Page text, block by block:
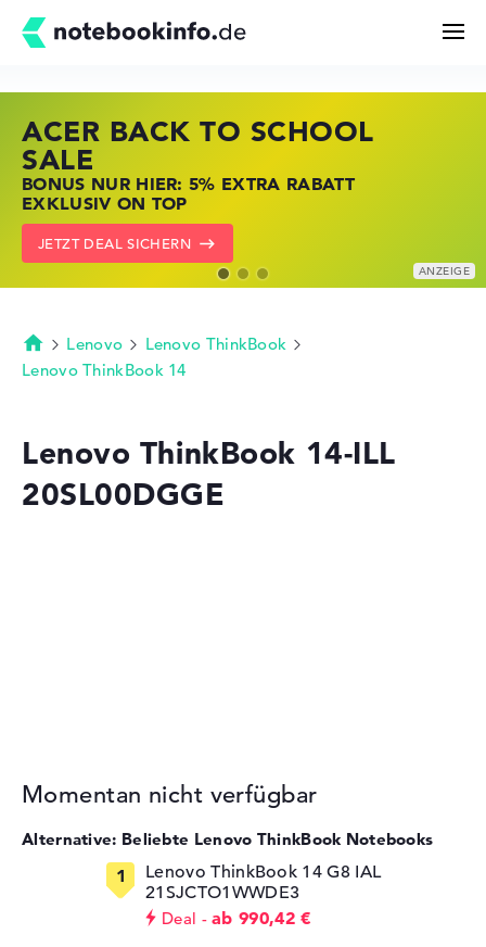
Kaufberatung
Technik & Wissen
Merkzettel
ACER BACK TO SCHOOL
SALE
BONUS NUR HIER: 5% EXTRA RABATT
EXKLUSIV ON TOP
JETZT DEAL SICHERN
HP STORE SSV DEALS
JETZT ZUGREIFEN: NOTEBOOKS BEI HP
KRÄFTIG REDUZIERT
ZU DEN HP ANGEBOTEN
LENOVO LAPTOP DEALS
NOTEBOOKS BEI LENOVO JETZT
KRÄFTIG REDUZIERT
LENOVO DEALS ZEIGEN
Startseite
Lenovo
Lenovo ThinkBook
Lenovo ThinkBook 14
Lenovo ThinkBook 14-ILL
20SL00DGGE
Momentan nicht verfügbar
Alternative: Beliebte Lenovo ThinkBook Notebooks
Lenovo ThinkBook 14 G8 IAL
21SJCTO1WWDE3
Deal
ab 990,42 €